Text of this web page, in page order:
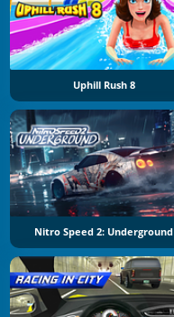
Uphill Rush 8
Nitro Speed 2: Underground